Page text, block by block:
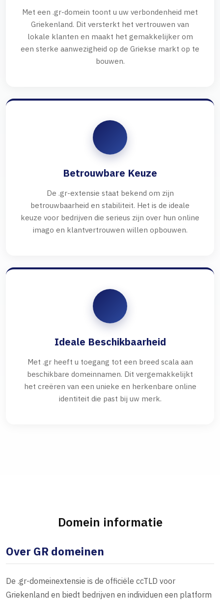
Met een .gr-domein toont u uw verbondenheid met
Griekenland. Dit versterkt het vertrouwen van
lokale klanten en maakt het gemakkelijker om
een sterke aanwezigheid op de Griekse markt op te
bouwen.
Betrouwbare Keuze
De .gr-extensie staat bekend om zijn
betrouwbaarheid en stabiliteit. Het is de ideale
keuze voor bedrijven die serieus zijn over hun online
imago en klantvertrouwen willen opbouwen.
Ideale Beschikbaarheid
Met .gr heeft u toegang tot een breed scala aan
beschikbare domeinnamen. Dit vergemakkelijkt
het creëren van een unieke en herkenbare online
identiteit die past bij uw merk.
Domein informatie
Over GR domeinen
De .gr-domeinextensie is de officiële ccTLD voor
Griekenland en biedt bedrijven en individuen een platform